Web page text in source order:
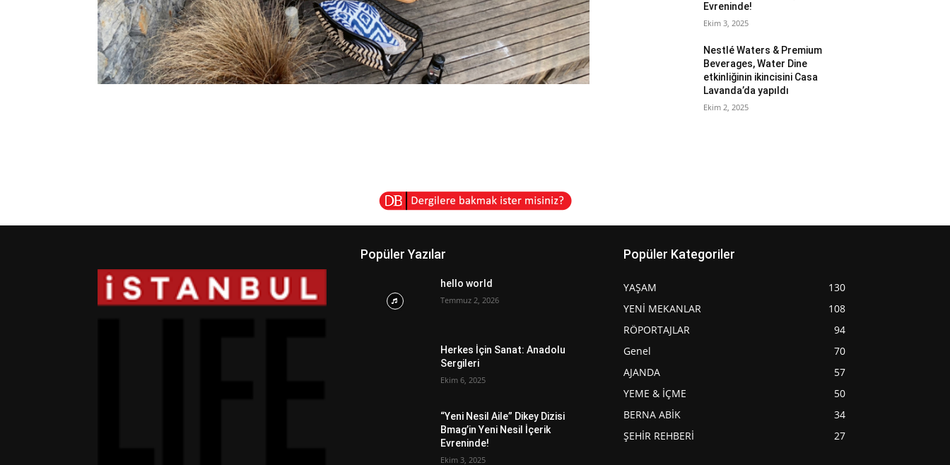
Evreninde!
Ekim 3, 2025
Nestlé Waters & Premium
Beverages, Water Dine
etkinliğinin ikincisini Casa
Lavanda’da yapıldı
Ekim 2, 2025
Popüler Yazılar
hello world
Temmuz 2, 2026
Herkes İçin Sanat: Anadolu
Sergileri
Ekim 6, 2025
“Yeni Nesil Aile” Dikey Dizisi
Bmag’in Yeni Nesil İçerik
Evreninde!
Ekim 3, 2025
Popüler Kategoriler
YAŞAM
130
YENİ MEKANLAR
108
RÖPORTAJLAR
94
Genel
70
AJANDA
57
YEME & İÇME
50
BERNA ABİK
34
ŞEHİR REHBERİ
27